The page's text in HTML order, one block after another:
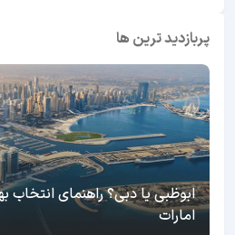
پربازدید ترین ها
ابوظبی یا دبی؟ راهنمای
امارات